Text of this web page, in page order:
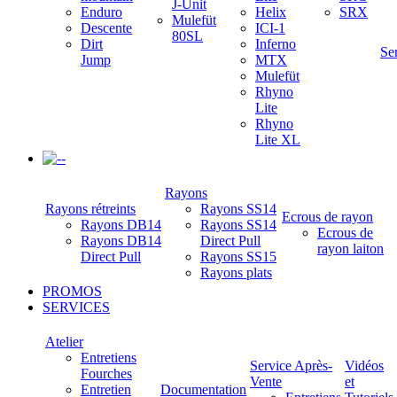
Enduro
Descente
Dirt
Jump
J-Unit
Mulefüt
80SL
Helix
ICI-1
Inferno
MTX
Mulefüt
Rhyno
Lite
Rhyno
Lite XL
SRX
-
Rayons rétreints
Rayons DB14
Rayons DB14
Direct Pull
Rayons
Rayons SS14
Rayons SS14
Direct Pull
Rayons SS15
Rayons plats
Ecrous de rayon
Ecrous de
rayon laiton
PROMOS
SERVICES
Atelier
Entretiens
Fourches
Entretien
Documentation
Service Après-
Vente
Vidéos
et